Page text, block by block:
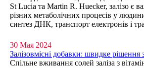
St Lucia та Martin R. Huecker, залізо є
різних метаболічних процесів у
синтез ДНК, транспорт електронів і
30 Мая 2024
Залізовмісні добавки: швидке рішення
Спільне вживання солей заліза з